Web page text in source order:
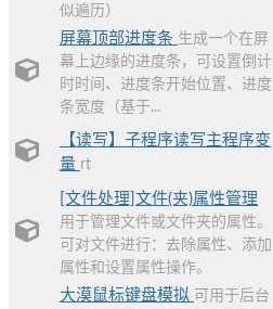
似遍历）
屏幕顶部进度条 生成一个在屏
幕上边缘的进度条，可设置倒计
时时间、进度条开始位置、进度
条宽度（基于...
【读写】子程序读写主程序变
量 rt
[文件处理]文件(夹)属性管理
用于管理文件或文件夹的属性。
可对文件进行：去除属性、添加
属性和设置属性操作。
大漠鼠标键盘模拟 可用于后台